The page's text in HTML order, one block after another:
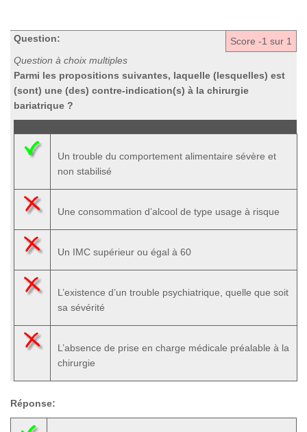
Score -1 sur 1
Question:
Question à choix multiples
Parmi les propositions suivantes, laquelle (lesquelles) est
(sont) une (des) contre-indication(s) à la chirurgie
bariatrique ?
Un trouble du comportement alimentaire sévère et
non stabilisé
Une consommation d’alcool de type usage à risque
Un IMC supérieur ou égal à 60
L’existence d’un trouble psychiatrique, quelle que soit
sa sévérité
L’absence de prise en charge médicale préalable à la
chirurgie
Réponse: